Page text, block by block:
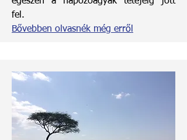
fel.
Bővebben olvasnék még erről